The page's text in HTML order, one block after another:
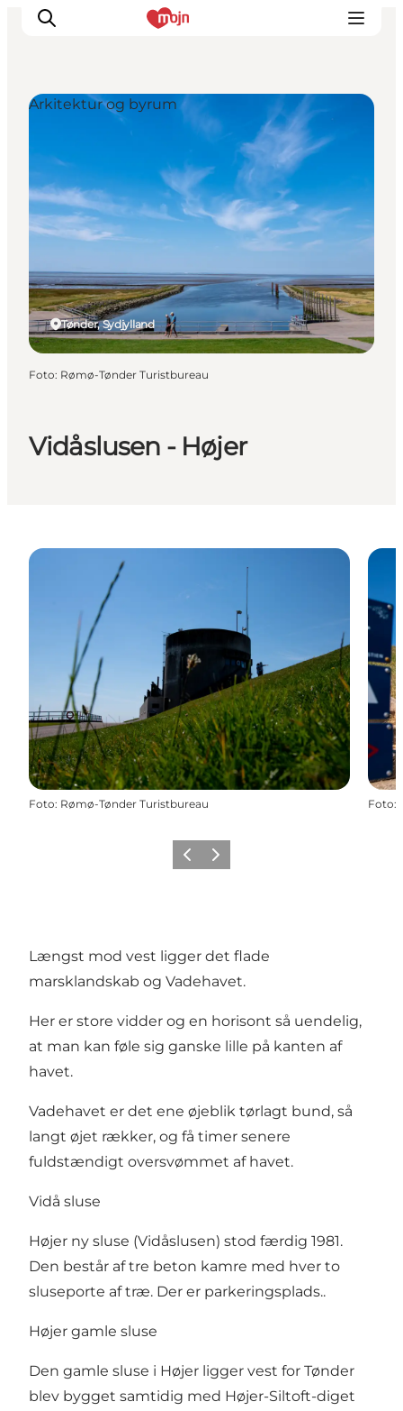
Oplevelser
Byer & Steder
Det sker
Overnatning
Booking
Vidåslusen - Højer
Tønder, Sydjylland
Arkitektur og byrum
Foto: Rømø-Tønder Turistbureau
Foto: Rømø-Tønder Turistbureau Foto:
ForrigeNæste
Længst mod vest ligger det flade
marsklandskab og Vadehavet.
Her er store vidder og en horisont så uendelig,
at man kan føle sig ganske lille på kanten af
havet.
Vadehavet er det ene øjeblik tørlagt bund, så
langt øjet rækker, og få timer senere
fuldstændigt oversvømmet af havet.
Vidå sluse
Højer ny sluse (Vidåslusen) stod færdig 1981.
Den består af tre beton kamre med hver to
sluseporte af træ. Der er parkeringsplads..
Højer gamle sluse
Den gamle sluse i Højer ligger vest for Tønder
blev bygget samtidig med Højer-Siltoft-diget